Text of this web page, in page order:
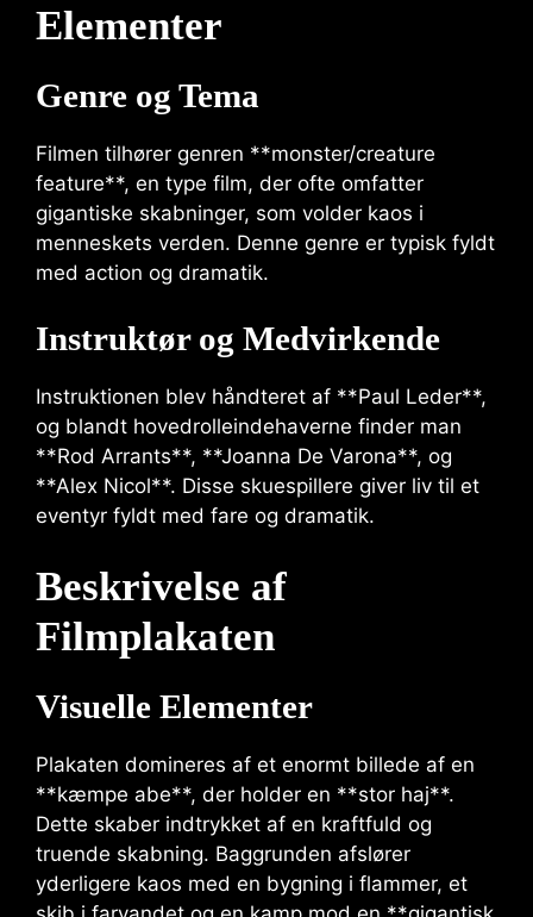
Elementer
Genre og Tema
Filmen tilhører genren **monster/creature
feature**, en type film, der ofte omfatter
gigantiske skabninger, som volder kaos i
menneskets verden. Denne genre er typisk fyldt
med action og dramatik.
Instruktør og Medvirkende
Instruktionen blev håndteret af **Paul Leder**,
og blandt hovedrolleindehaverne finder man
**Rod Arrants**, **Joanna De Varona**, og
**Alex Nicol**. Disse skuespillere giver liv til et
eventyr fyldt med fare og dramatik.
Beskrivelse af
Filmplakaten
Visuelle Elementer
Plakaten domineres af et enormt billede af en
**kæmpe abe**, der holder en **stor haj**.
Dette skaber indtrykket af en kraftfuld og
truende skabning. Baggrunden afslører
yderligere kaos med en bygning i flammer, et